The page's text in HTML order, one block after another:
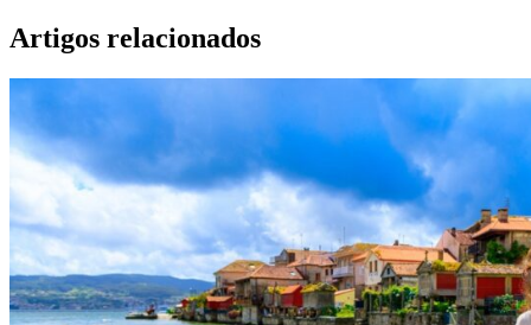
Artigos relacionados